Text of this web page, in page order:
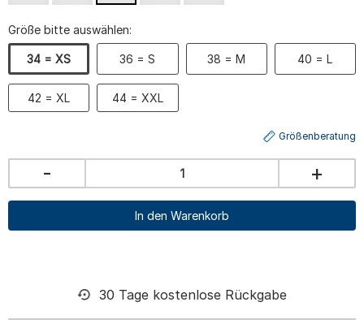
Größe bitte auswählen:
34 = XS 36 = S 38 = M 40 = L
42 = XL 44 = XXL
Größenberatung
- +
In den Warenkorb
30 Tage kostenlose Rückgabe